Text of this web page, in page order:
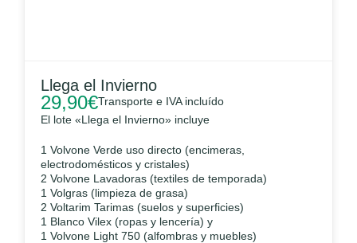
Llega el Invierno
29,90€Transporte e IVA incluído
El lote «Llega el Invierno» incluye
1 Volvone Verde uso directo (encimeras,
electrodomésticos y cristales)
2 Volvone Lavadoras (textiles de temporada)
1 Volgras (limpieza de grasa)
2 Voltarim Tarimas (suelos y superficies)
1 Blanco Vilex (ropas y lencería) y
1 Volvone Light 750 (alfombras y muebles)